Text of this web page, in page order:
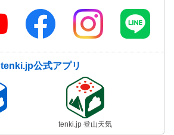
tenki.jp公式アプリ
tenki.jp 登山天気